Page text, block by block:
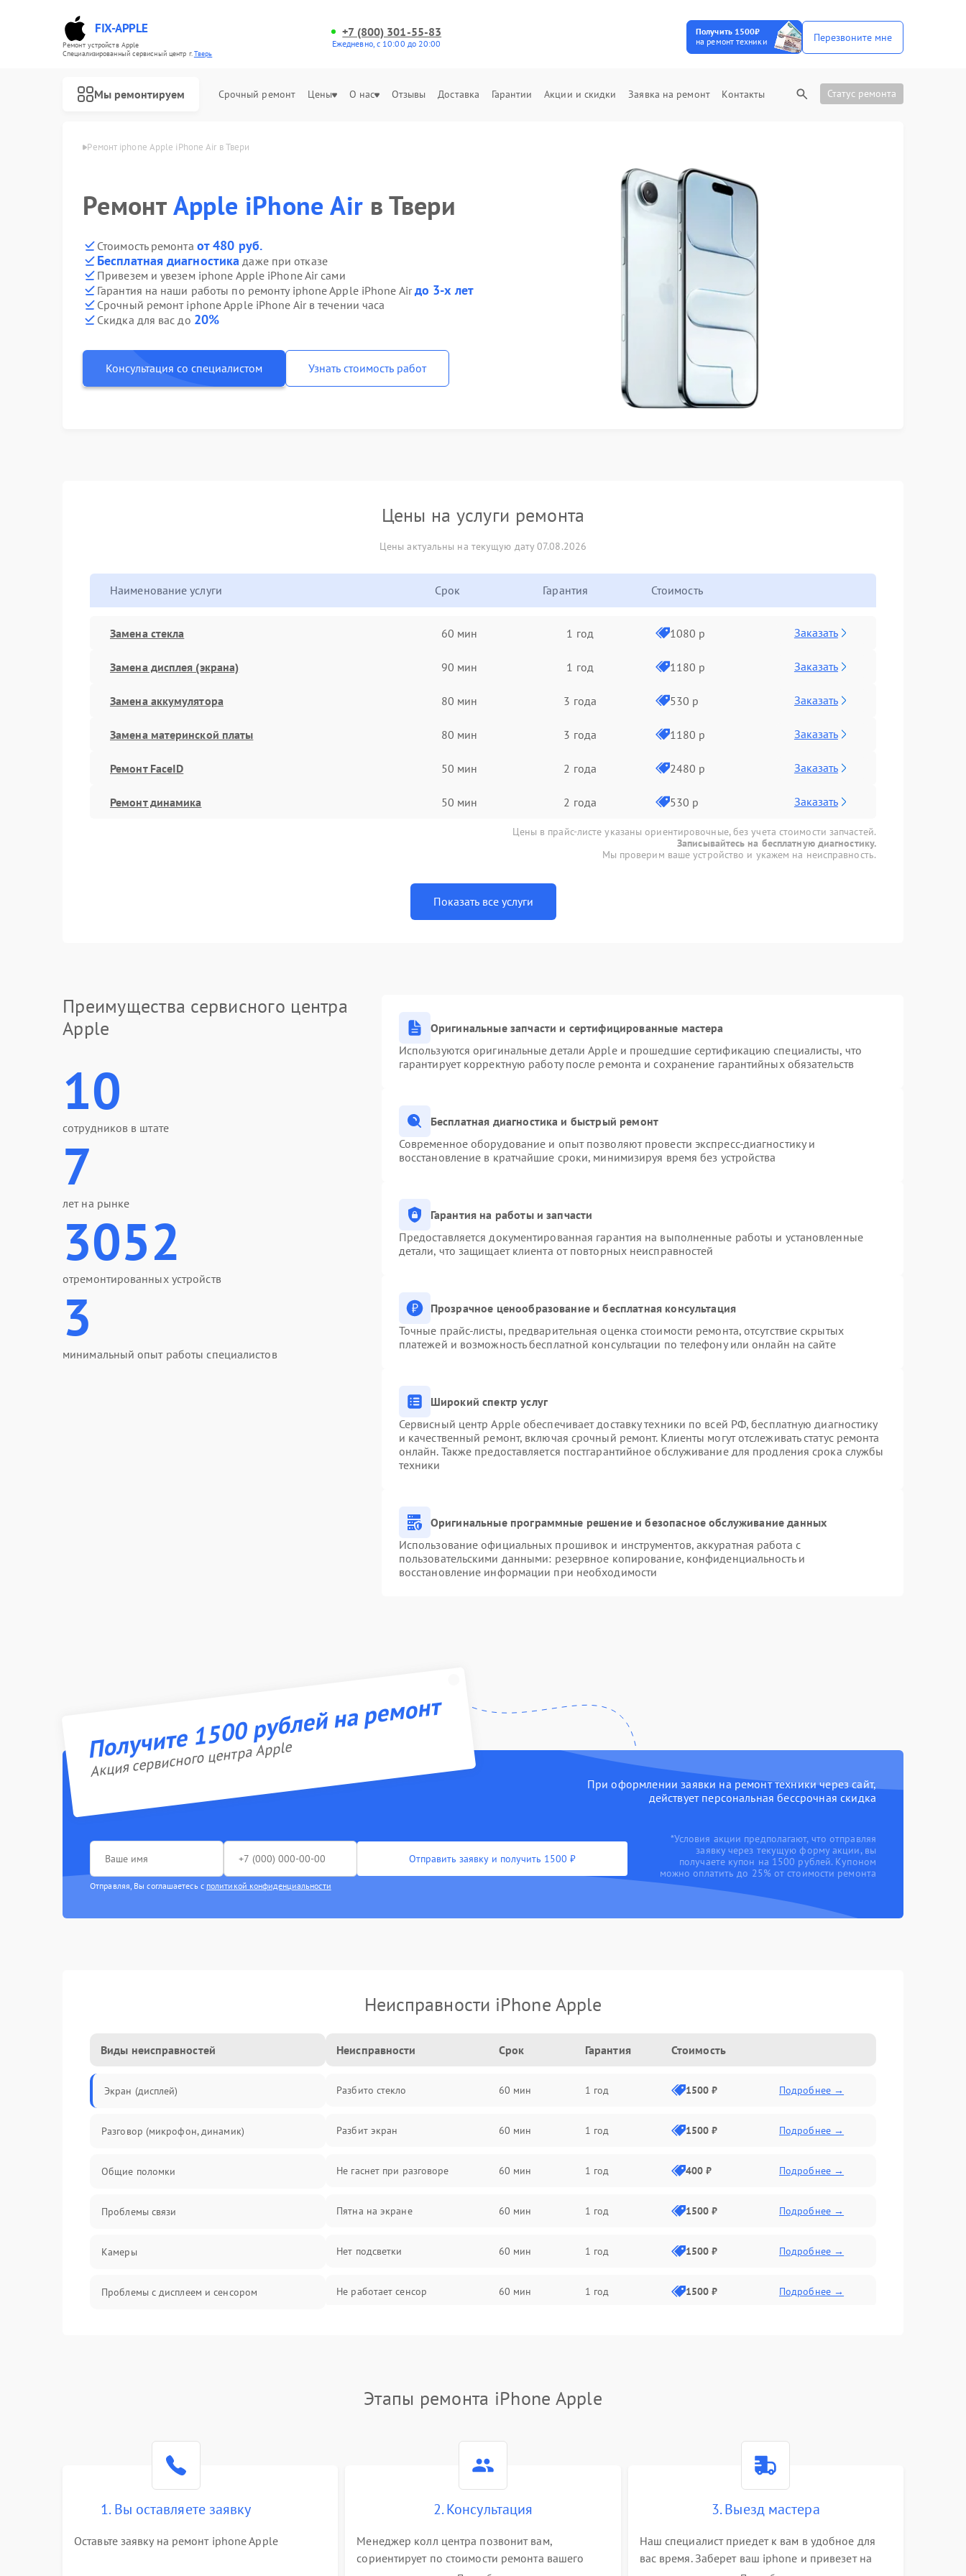
FIX-APPLE
Ремонт устройств Apple
Специализированный cервисный центр г.Тверь
+7 (800) 301-55-83
Ежедневно, с 10:00 до 20:00
Получить 1500₽
на ремонт техники
Перезвоните мне
Мы ремонтируем Срочный ремонт Цены О нас Отзывы Доставка Гарантии Акции и скидки Заявка на ремонт Контакты Статус ремонта
Apple в Твери Ремонт iphone Apple iPhone Air в Твери
РемонтApple iPhone Air в Твери
Стоимость ремонта от 480 руб.
Бесплатная диагностика даже при отказе
Привезем и увезем iphone Apple iPhone Air сами
Гарантия на наши работы по ремонту iphone Apple iPhone Airдо 3-х лет
Срочный ремонт iphone Apple iPhone Air в течении часа
Скидка для вас до 20%
Консультация со специалистом Узнать стоимость работ
Цены на услуги ремонта
Цены актуальны на текущую дату 07.08.2026
Наименование услуги Срок Гарантия Стоимость
Замена стекла 60 мин 1 год 1080 р Заказать
Замена дисплея (экрана) 90 мин 1 год 1180 р Заказать
Замена аккумулятора 80 мин 3 года 530 р Заказать
Замена материнской платы 80 мин 3 года 1180 р Заказать
Ремонт FaceID 50 мин 2 года 2480 р Заказать
Ремонт динамика 50 мин 2 года 530 р Заказать
Цены в прайс-листе указаны ориентировочные, без учета стоимости запчастей.
Записывайтесь на бесплатную диагностику.
Мы проверим ваше устройство и укажем на неисправность.
Показать все услуги
Преимущества сервисного центра
Apple
10
сотрудников в штате
7
лет на рынке
3052
отремонтированных устройств
3
минимальный опыт работы специалистов
Оригинальные запчасти и сертифицированные мастера
Используются оригинальные детали Apple и прошедшие сертификацию специалисты, что
гарантирует корректную работу после ремонта и сохранение гарантийных обязательств
Бесплатная диагностика и быстрый ремонт
Современное оборудование и опыт позволяют провести экспресс-диагностику и
восстановление в кратчайшие сроки, минимизируя время без устройства
Гарантия на работы и запчасти
Предоставляется документированная гарантия на выполненные работы и установленные
детали, что защищает клиента от повторных неисправностей
Прозрачное ценообразование и бесплатная консультация
Точные прайс-листы, предварительная оценка стоимости ремонта, отсутствие скрытых
платежей и возможность бесплатной консультации по телефону или онлайн на сайте
Широкий спектр услуг
Сервисный центр Apple обеспечивает доставку техники по всей РФ, бесплатную диагностику
и качественный ремонт, включая срочный ремонт. Клиенты могут отслеживать статус ремонта
онлайн. Также предоставляется постгарантийное обслуживание для продления срока службы
техники
Оригинальные программные решение и безопасное обслуживание данных
Использование официальных прошивок и инструментов, аккуратная работа с
пользовательскими данными: резервное копирование, конфиденциальность и
восстановление информации при необходимости
Получите 1500 рублей на ремонт
Акция сервисного центра Apple
При оформлении заявки на ремонт техники через сайт,
действует персональная бессрочная скидка
Отправить заявку и получить 1500 ₽
Отправляя, Вы соглашаетесь с политикой конфиденциальности
*Условия акции предполагают, что отправляя
заявку через текущую форму акции, вы
получаете купон на 1500 рублей. Купоном
можно оплатить до 25% от стоимости ремонта
Неисправности iPhone Apple
Виды неисправностей
Экран (дисплей)
Разговор (микрофон, динамик)
Общие поломки
Проблемы связи
Камеры
Проблемы с дисплеем и сенсором
Неисправности Срок Гарантия Стоимость
Разбито стекло 60 мин 1 год 1500 ₽ Подробнее →
Разбит экран 60 мин 1 год 1500 ₽ Подробнее →
Не гаснет при разговоре 60 мин 1 год 400 ₽ Подробнее →
Пятна на экране 60 мин 1 год 1500 ₽ Подробнее →
Нет подсветки 60 мин 1 год 1500 ₽ Подробнее →
Не работает сенсор 60 мин 1 год 1500 ₽ Подробнее →
Не работает Face ID
Этапы ремонта iPhone Apple
1. Вы оставляете заявку
Оставьте заявку на ремонт iphone Apple
2. Консультация
Менеджер колл центра позвонит вам,
сориентирует по стоимости ремонта вашего
3. Выезд мастера
Наш специалист приедет к вам в удобное для
вас время. Заберет ваш iphone и привезет на